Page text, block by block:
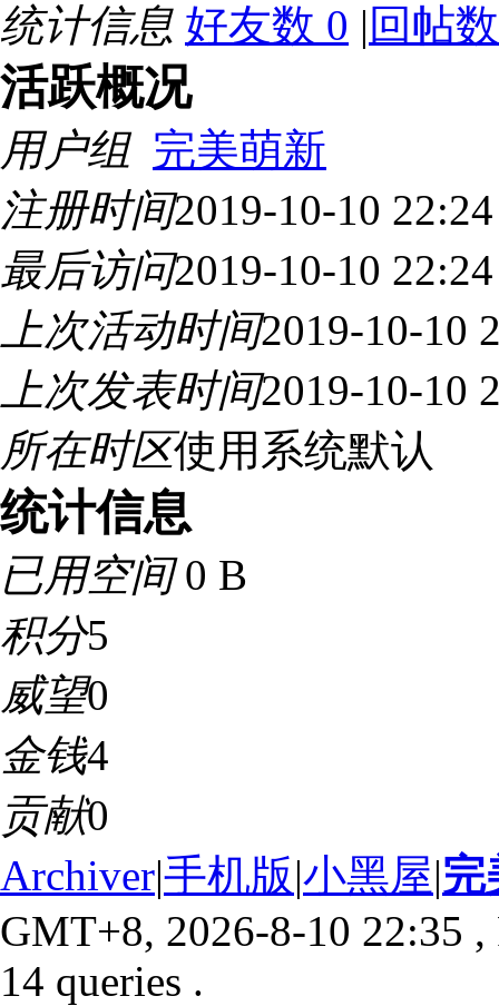
统计信息 好友数 0 | 回帖
活跃概况
用户组 完美萌新
注册时间2019-10-10 22:24
最后访问2019-10-10 22:24
上次活动时间2019-10-10
上次发表时间2019-10-10
所在时区使用系统默认
统计信息
已用空间0 B
积分5
威望0
金钱4
贡献0
Archiver|手机版|小黑屋|完
GMT+8, 2026-8-10 22:35 ,
14 queries .